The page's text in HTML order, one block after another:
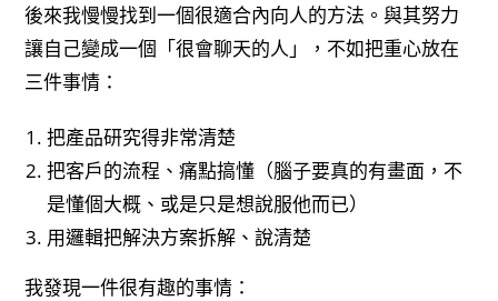
後來我慢慢找到一個很適合內向人的方法。與其努力
讓自己變成一個「很會聊天的人」，不如把重心放在
三件事情：
把產品研究得非常清楚
把客戶的流程、痛點搞懂（腦子要真的有畫面，不
是懂個大概、或是只是想說服他而已）
用邏輯把解決方案拆解、說清楚
我發現一件很有趣的事情：